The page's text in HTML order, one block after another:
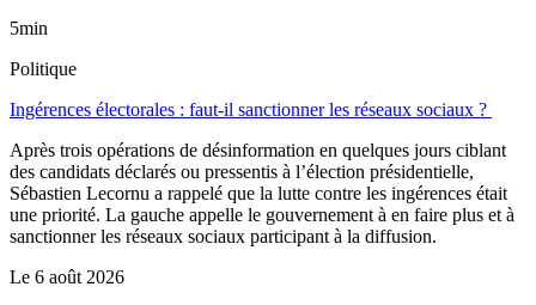
5min
Politique
Ingérences électorales : faut-il sanctionner les réseaux sociaux ?
Après trois opérations de désinformation en quelques jours ciblant
des candidats déclarés ou pressentis à l’élection présidentielle,
Sébastien Lecornu a rappelé que la lutte contre les ingérences était
une priorité. La gauche appelle le gouvernement à en faire plus et à
sanctionner les réseaux sociaux participant à la diffusion.
Le 6 août 2026